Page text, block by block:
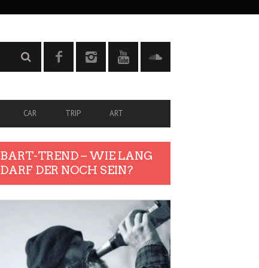
CAR TRIP ART
BART-TREND – WIE LANG
DARF DER NOCH SEIN?